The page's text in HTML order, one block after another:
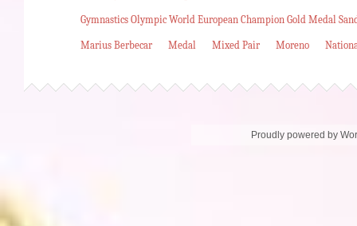
Gymnastics Olympic World European Champion Gold Medal
Marius Berbecar Medal Mixed Pair Moreno
Proudly powered by